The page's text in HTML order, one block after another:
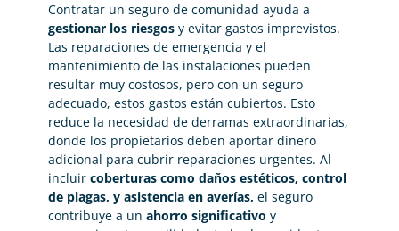
Contratar un seguro de comunidad ayuda a
gestionar los riesgos y evitar gastos imprevistos.
Las reparaciones de emergencia y el
mantenimiento de las instalaciones pueden
resultar muy costosos, pero con un seguro
adecuado, estos gastos están cubiertos. Esto
reduce la necesidad de derramas extraordinarias,
donde los propietarios deben aportar dinero
adicional para cubrir reparaciones urgentes. Al
incluir coberturas como daños estéticos, control
de plagas, y asistencia en averías, el seguro
contribuye a un ahorro significativo y